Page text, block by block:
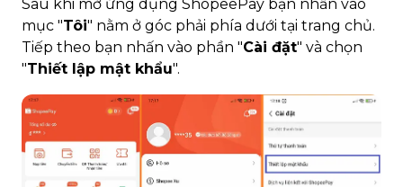
Sau khi mở ứng dụng ShopeePay bạn nhấn vào
mục "Tôi" nằm ở góc phải phía dưới tại trang chủ.
Tiếp theo bạn nhấn vào phần "Cài đặt" và chọn
"Thiết lập mật khẩu".